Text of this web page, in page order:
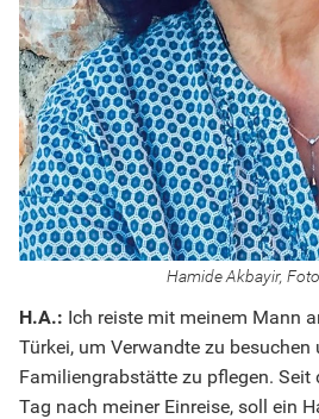
Hamide Akbayir,
H.A.: Ich reiste mit meinem Mann
Türkei, um Verwandte zu besuchen
Familiengrabstätte zu pflegen. Seit
Tag nach meiner Einreise, soll ein